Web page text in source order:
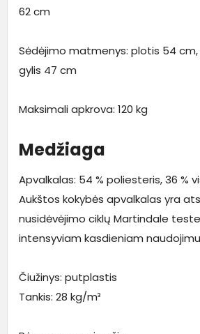
62 cm
Sėdėjimo matmenys: plotis 54
gylis 47 cm
Maksimali apkrova: 120 kg
Medžiaga
Apvalkalas: 54 % poliesteris, 36 %
Aukštos kokybės apvalkalas yra
nusidėvėjimo ciklų Martindale
intensyviam kasdieniam
Čiužinys: putplastis
Tankis: 28 kg/m³